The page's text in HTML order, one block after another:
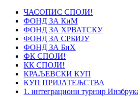
ЧАСОПИС СПОЈИ!
ФОНД ЗА КиМ
ФОНД ЗА ХРВАТСКУ
ФОНД ЗА СРБИЈУ
ФОНД ЗА БиХ
ФК СПОЈИ!
КК СПОЈИ!
КРАЉЕВСКИ КУП
КУП ПРИЈАТЕЉСТВА
1. интеграциони турнир